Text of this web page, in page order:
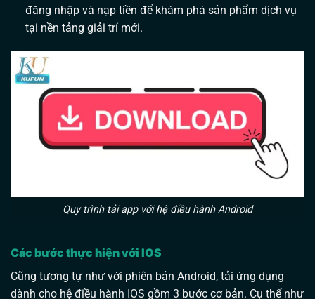
đăng nhập và nạp tiền để khám phá sản phẩm dịch vụ
tại nền tảng giải trí mới.
Quy trình tải app với hệ điều hành Android
Các bước thực hiện với IOS
Cũng tương tự như với phiên bản Android, tải ứng dụng
dành cho hệ điều hành IOS gồm 3 bước cơ bản. Cụ thể như